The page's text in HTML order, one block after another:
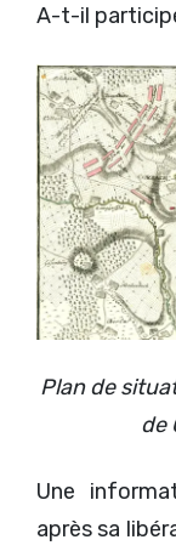
A-t-il
Plan de
de
Une
après sa